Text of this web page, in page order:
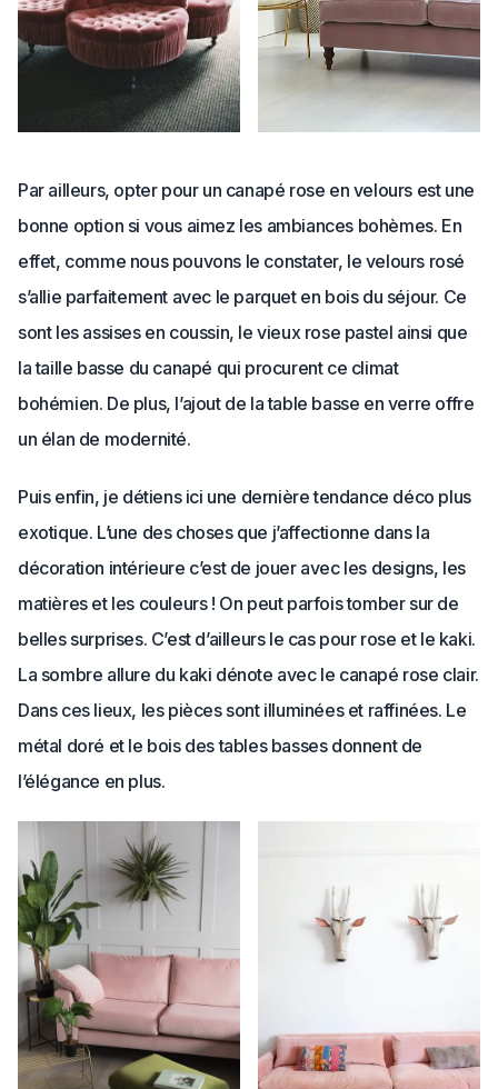
Par ailleurs, opter pour un canapé rose en velours est une
bonne option si vous aimez les ambiances bohèmes. En
effet, comme nous pouvons le constater, le velours rosé
s’allie parfaitement avec le parquet en bois du séjour. Ce
sont les assises en coussin, le vieux rose pastel ainsi que
la taille basse du canapé qui procurent ce climat
bohémien. De plus, l’ajout de la table basse en verre offre
un élan de modernité.
Puis enfin, je détiens ici une dernière tendance déco plus
exotique. L’une des choses que j’affectionne dans la
décoration intérieure c’est de jouer avec les designs, les
matières et les couleurs ! On peut parfois tomber sur de
belles surprises. C’est d’ailleurs le cas pour rose et le kaki.
La sombre allure du kaki dénote avec le canapé rose clair.
Dans ces lieux, les pièces sont illuminées et raffinées. Le
métal doré et le bois des tables basses donnent de
l’élégance en plus.